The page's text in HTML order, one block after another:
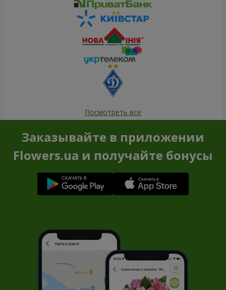
Посмотреть все
Заказывайте в приложении
Flowers.ua и получайте бонусы